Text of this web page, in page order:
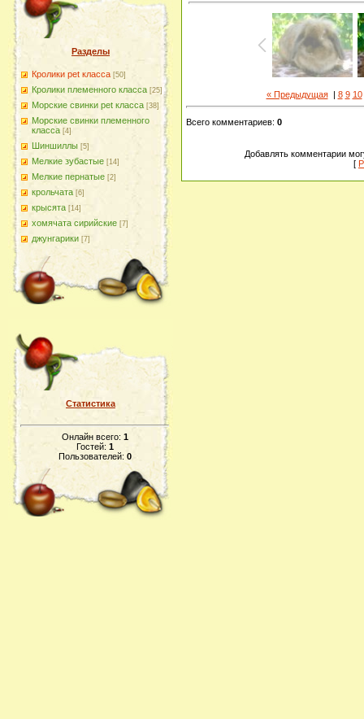
Разделы
Кролики pet класса [50]
Кролики племенного класса [25]
Морские свинки pet класса [38]
Морские свинки племенного
класса [4]
Шиншиллы [5]
Мелкие зубастые [14]
Мелкие пернатые [2]
крольчата [6]
крысята [14]
хомячата сирийские [7]
джунгарики [7]
Статистика
Онлайн всего: 1
Гостей: 1
Пользователей: 0
« Предыдущая| 8 9 10
Всего комментариев: 0
Добавлять комментарии
[